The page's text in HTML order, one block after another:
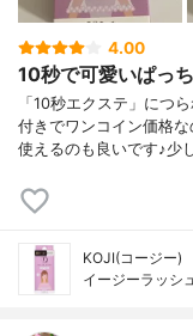
4.00
10秒で可愛いぱっ
「10秒エクステ」につ
付きでワンコイン価格
使えるのも良いです♪少
KOJI(コージー)
イージーラッシ